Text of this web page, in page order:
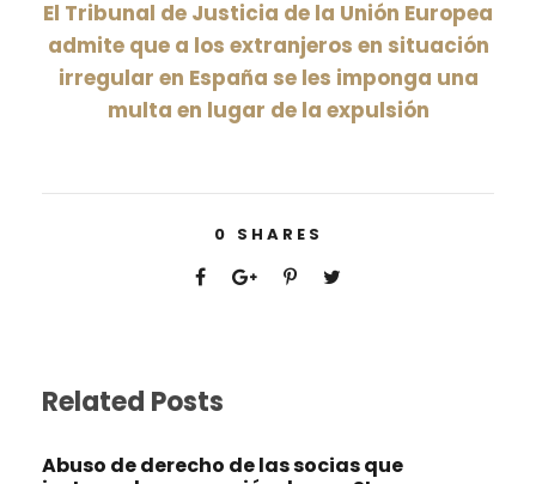
El Tribunal de Justicia de la Unión Europea
admite que a los extranjeros en situación
irregular en España se les imponga una
multa en lugar de la expulsión
0 SHARES
Related Posts
Abuso de derecho de las socias que